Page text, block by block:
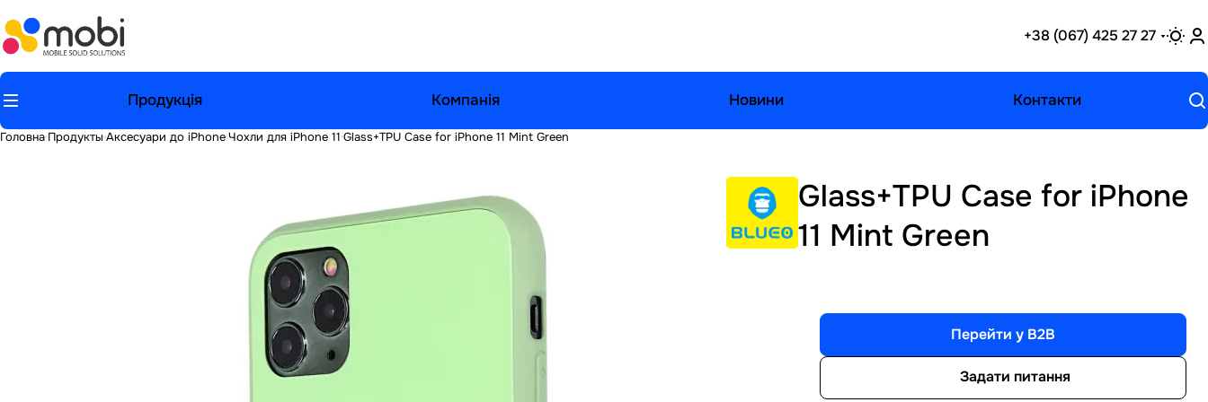
+38 (067) 425 27 27
Продукція Компанія Новини Контакти
Головна Продукты Аксесуари до iPhoneЧохли для iPhone 11 Glass+TPU Case for iPhone 11 Mint Green
Glass+TPU Case for iPhone
11 Mint Green
Перейти у B2B
Задати питання